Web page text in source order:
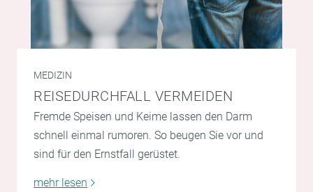
MEDIZIN
REISEDURCHFALL VERMEIDEN
Fremde Speisen und Keime lassen den Darm
schnell einmal rumoren. So beugen Sie vor und
sind für den Ernstfall gerüstet.
mehr lesen